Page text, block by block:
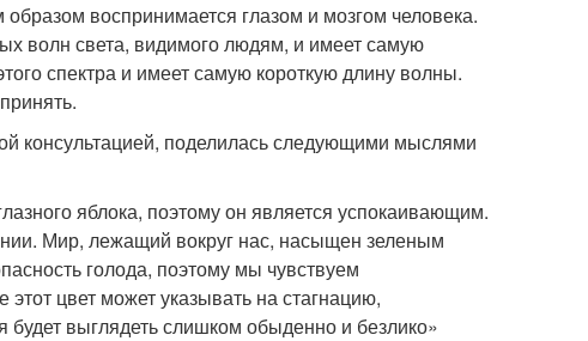
воспринимается глазом и мозгом человека.
волн света, видимого людям, и имеет самую
спектра и имеет самую короткую длину волны.
консультацией, поделилась следующими мыслями
яблока, поэтому он является успокаивающим.
Мир, лежащий вокруг нас, насыщен зеленым
голода, поэтому мы чувствуем
цвет может указывать на стагнацию,
будет выглядеть слишком обыденно и безлико»